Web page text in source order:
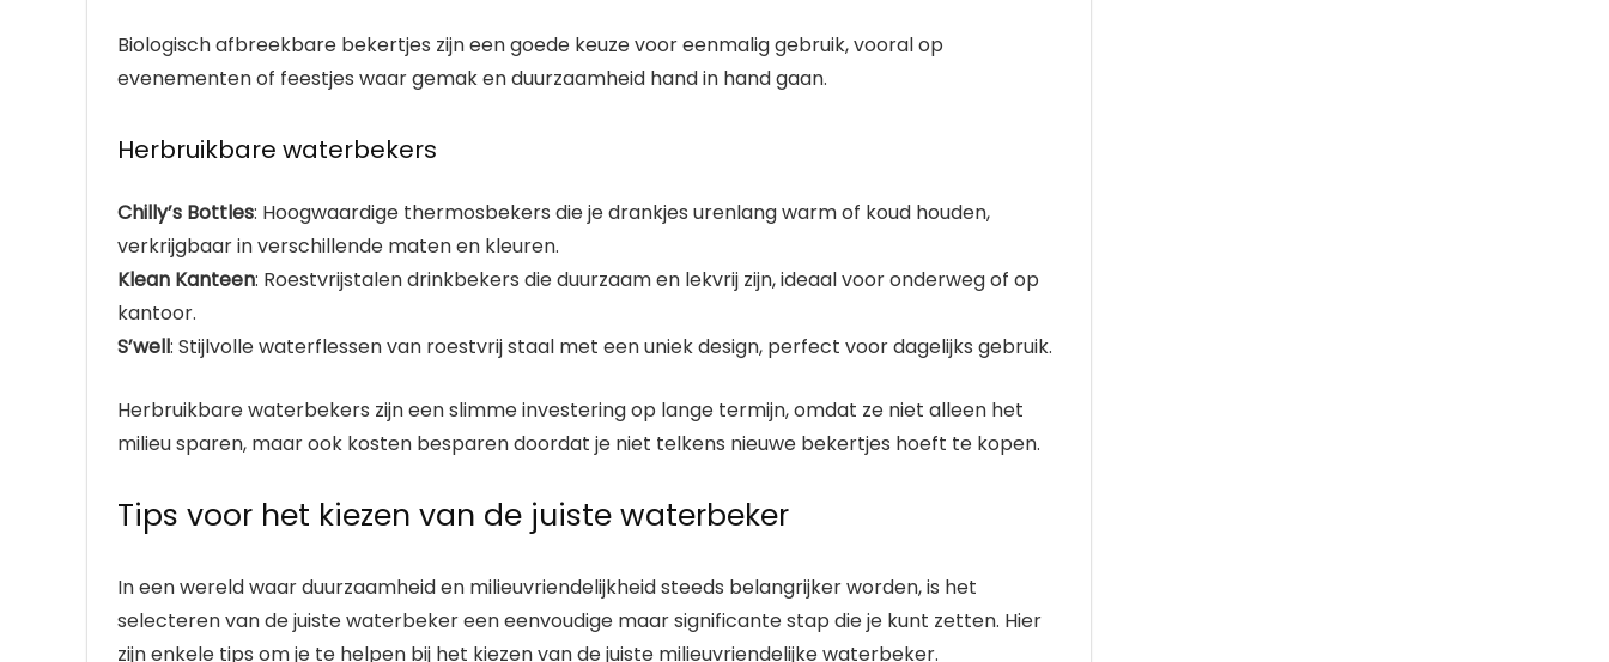
Biologisch afbreekbare bekertjes zijn een goede keuze voor eenmalig gebruik, vooral op
evenementen of feestjes waar gemak en duurzaamheid hand in hand gaan.
Herbruikbare waterbekers
Chilly’s Bottles: Hoogwaardige thermosbekers die je drankjes urenlang warm of koud houden,
verkrijgbaar in verschillende maten en kleuren.
Klean Kanteen: Roestvrijstalen drinkbekers die duurzaam en lekvrij zijn, ideaal voor onderweg of op
kantoor.
S’well: Stijlvolle waterflessen van roestvrij staal met een uniek design, perfect voor dagelijks gebruik.
Herbruikbare waterbekers zijn een slimme investering op lange termijn, omdat ze niet alleen het
milieu sparen, maar ook kosten besparen doordat je niet telkens nieuwe bekertjes hoeft te kopen.
Tips voor het kiezen van de juiste waterbeker
In een wereld waar duurzaamheid en milieuvriendelijkheid steeds belangrijker worden, is het
selecteren van de juiste waterbeker een eenvoudige maar significante stap die je kunt zetten. Hier
zijn enkele tips om je te helpen bij het kiezen van de juiste milieuvriendelijke waterbeker.